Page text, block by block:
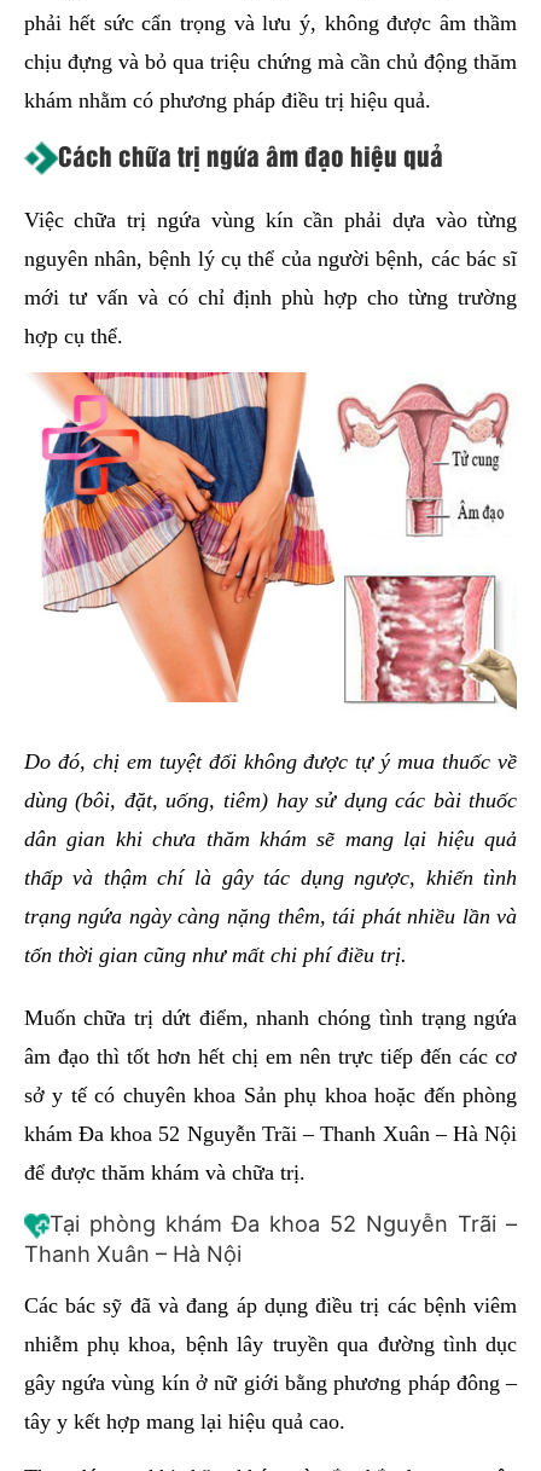
phải hết sức cẩn trọng và lưu ý, không được âm thầm
chịu đựng và bỏ qua triệu chứng mà cần chủ động thăm
khám nhằm có phương pháp điều trị hiệu quả.
Cách chữa trị ngứa âm đạo hiệu quả
Việc chữa trị ngứa vùng kín cần phải dựa vào từng
nguyên nhân, bệnh lý cụ thể của người bệnh, các bác sĩ
mới tư vấn và có chỉ định phù hợp cho từng trường
hợp cụ thể.
Do đó, chị em tuyệt đối không được tự ý mua thuốc về
dùng (bôi, đặt, uống, tiêm) hay sử dụng các bài thuốc
dân gian khi chưa thăm khám sẽ mang lại hiệu quả
thấp và thậm chí là gây tác dụng ngược, khiến tình
trạng ngứa ngày càng nặng thêm, tái phát nhiều lần và
tốn thời gian cũng như mất chi phí điều trị.
Muốn chữa trị dứt điểm, nhanh chóng tình trạng ngứa
âm đạo thì tốt hơn hết chị em nên trực tiếp đến các cơ
sở y tế có chuyên khoa Sản phụ khoa hoặc đến phòng
khám Đa khoa 52 Nguyễn Trãi – Thanh Xuân – Hà Nội
để được thăm khám và chữa trị.
Tại phòng khám Đa khoa 52 Nguyễn Trãi –
Thanh Xuân – Hà Nội
Các bác sỹ đã và đang áp dụng điều trị các bệnh viêm
nhiễm phụ khoa, bệnh lây truyền qua đường tình dục
gây ngứa vùng kín ở nữ giới bằng phương pháp đông –
tây y kết hợp mang lại hiệu quả cao.